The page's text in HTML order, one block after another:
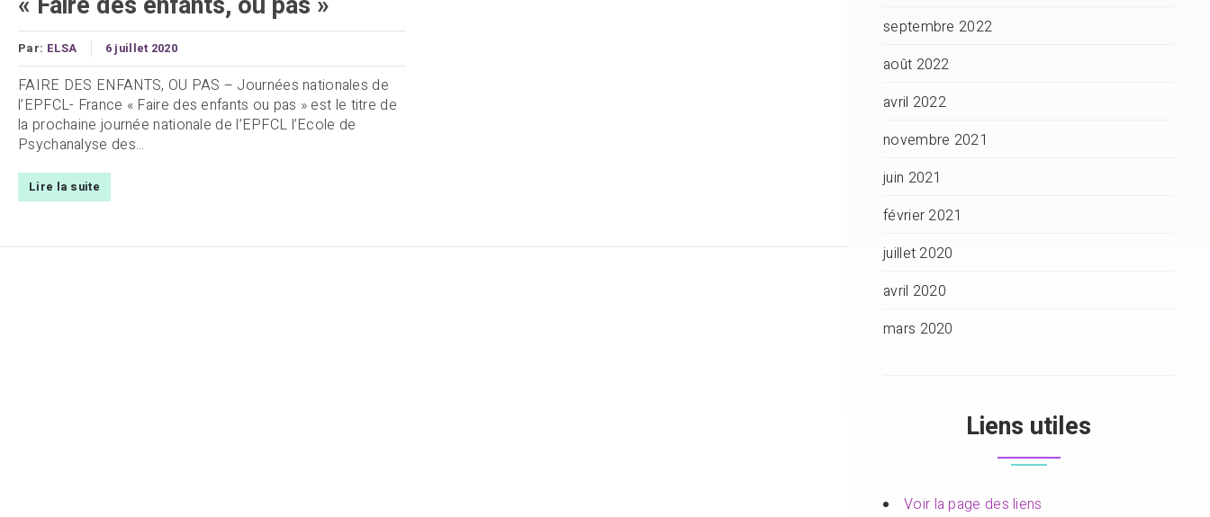
Par: ELSA 6 juillet 2020
FAIRE DES ENFANTS, OU PAS – Journées nationales de
l’EPFCL- France « Faire des enfants ou pas » est le titre de
la prochaine journée nationale de l’EPFCL l’Ecole de
Psychanalyse des...
Lire la suite
septembre 2022
août 2022
avril 2022
novembre 2021
juin 2021
février 2021
juillet 2020
avril 2020
mars 2020
Liens utiles
Voir la page des liens